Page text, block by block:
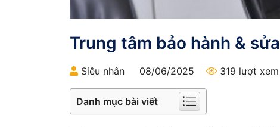
Trung tâm bảo hành &
Siêu nhân 08/06/2025 319 lượt xem
Danh mục bài viết